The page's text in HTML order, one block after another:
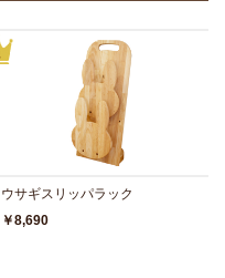
ウサギスリッパラック
￥8,690